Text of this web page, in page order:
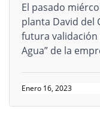
El pasado
planta David del
futura validación
Agua” de la
Enero 16, 2023